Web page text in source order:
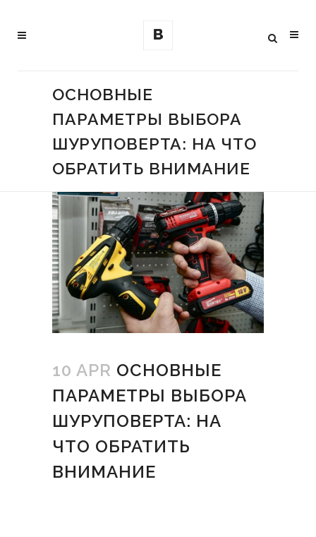
ОСНОВНЫЕ
ПАРАМЕТРЫ ВЫБОРА
ШУРУПОВЕРТА: НА ЧТО
ОБРАТИТЬ ВНИМАНИЕ
10 APR ОСНОВНЫЕ
ПАРАМЕТРЫ ВЫБОРА
ШУРУПОВЕРТА: НА
ЧТО ОБРАТИТЬ
ВНИМАНИЕ